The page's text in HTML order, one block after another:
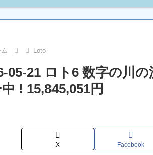
Loto
05-21 ロト6 数字の川
! 15,845,051円
X Facebook